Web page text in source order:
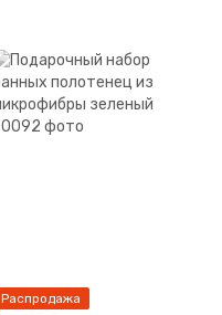
Распродажа